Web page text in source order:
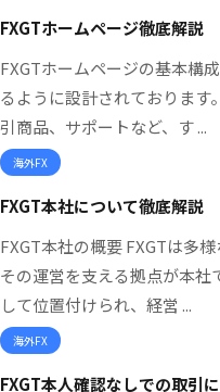
FXGTホームページ徹底解説
FXGTホームページの基本構
るように設計されておりま
引商品、サポートなど、す ...
海外FX
FXGT本社について徹底解説
FXGT本社の概要 FXGTは多
その運営を支える拠点が本社
して位置付けられ、経営 ...
海外FX
FXGT本人確認なしでの取引